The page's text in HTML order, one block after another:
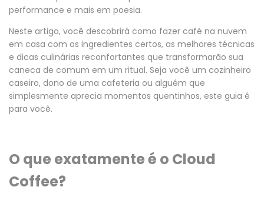
performance e mais em poesia.
Neste artigo, você descobrirá como fazer café na nuvem
em casa com os ingredientes certos, as melhores técnicas
e dicas culinárias reconfortantes que transformarão sua
caneca de comum em um ritual. Seja você um cozinheiro
caseiro, dono de uma cafeteria ou alguém que
simplesmente aprecia momentos quentinhos, este guia é
para você.
O que exatamente é o Cloud
Coffee?